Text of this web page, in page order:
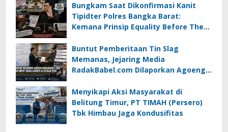
Bungkam Saat Dikonfirmasi Kanit
Tipidter Polres Bangka Barat:
Kemana Prinsip Equality Before The
Buntut Pemberitaan Tin Slag
Memanas, Jejaring Media
RadakBabel.com Dilaporkan Agoeng
Menyikapi Aksi Masyarakat di
Belitung Timur, PT TIMAH (Persero)
Tbk Himbau Jaga Kondusifitas